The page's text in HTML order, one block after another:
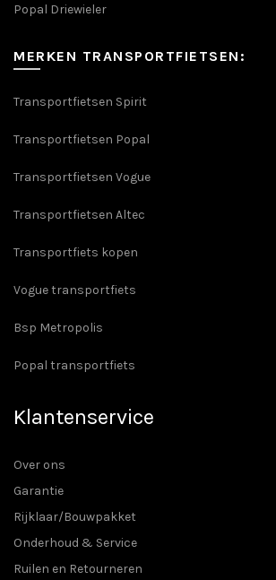
Popal Driewieler
MERKEN TRANSPORTFIETSEN:
Transportfietsen Spirit
Transportfietsen Popal
Transportfietsen Vogue
Transportfietsen Altec
Transportfiets kopen
Vogue transportfiets
Bsp Metropolis
Popal transportfiets
Klantenservice
Over ons
Garantie
Rijklaar/Bouwpakket
Onderhoud & Service
Ruilen en Retourneren